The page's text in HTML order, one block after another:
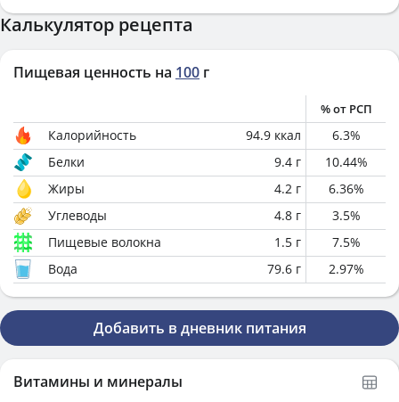
Калькулятор рецепта
Пищевая ценность на 100 г
% от РСП
Калорийность 94.9 ккал 6.3%
Белки
9.4 г 10.44%
Жиры
4.2 г 6.36%
Углеводы
4.8 г 3.5%
Пищевые волокна
1.5 г 7.5%
Вода
79.6 г 2.97%
Добавить в дневник питания
Витамины и минералы